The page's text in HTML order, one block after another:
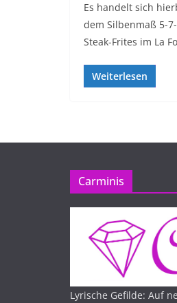
Es handelt sich
dem Silbenmaß 5-
Steak-Frites im La
Weiterlesen
Carminis
Lyrische Gefilde: Auf